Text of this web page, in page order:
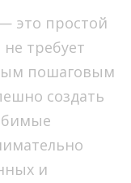
это простой
требует
пошаговым
создать
и